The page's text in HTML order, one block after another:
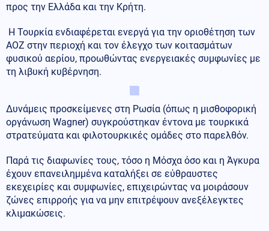
προς την Ελλάδα και την Κρήτη.
Η Τουρκία ενδιαφέρεται ενεργά για την οριοθέτηση των
ΑΟΖ στην περιοχή και τον έλεγχο των κοιτασμάτων
φυσικού αερίου, προωθώντας ενεργειακές συμφωνίες με
τη λιβυκή κυβέρνηση.
Δυνάμεις προσκείμενες στη Ρωσία (όπως η μισθοφορική
οργάνωση Wagner) συγκρούστηκαν έντονα με τουρκικά
στρατεύματα και φιλοτουρκικές ομάδες στο παρελθόν.
Παρά τις διαφωνίες τους, τόσο η Μόσχα όσο και η Άγκυρα
έχουν επανειλημμένα καταλήξει σε εύθραυστες
εκεχειρίες και συμφωνίες, επιχειρώντας να μοιράσουν
ζώνες επιρροής για να μην επιτρέψουν ανεξέλεγκτες
κλιμακώσεις.